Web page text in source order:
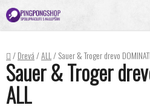
Prejsť
na
obsah
Domov
/Drevá/ALL/Sauer & Troger drevo
Sauer & Troger
ALL